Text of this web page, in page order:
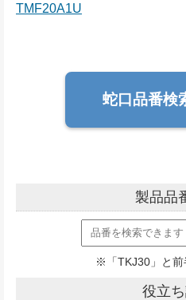
TMF20A1U
蛇口品番検
製品品
※「TKJ30」と前
役立